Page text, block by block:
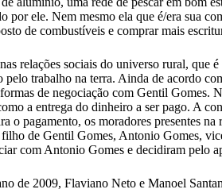
por ele. Nem mesmo ela que é/era sua
de combustíveis e comprar mais
relações sociais do universo rural, que
trabalho na terra. Ainda de acordo
de negociação com Gentil
a entrega do dinheiro a ser pago. A
pagamento, os moradores presentes
de Gentil Gomes, Antonio Gomes,
com Antonio Gomes e decidiram pelo
de 2009, Flaviano Neto e Manoel